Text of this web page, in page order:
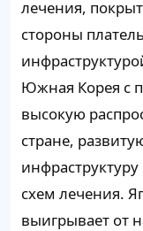
лечения,
стороны
Южная Корея с
высокую
стране,
схем лечения.
выигрывает от